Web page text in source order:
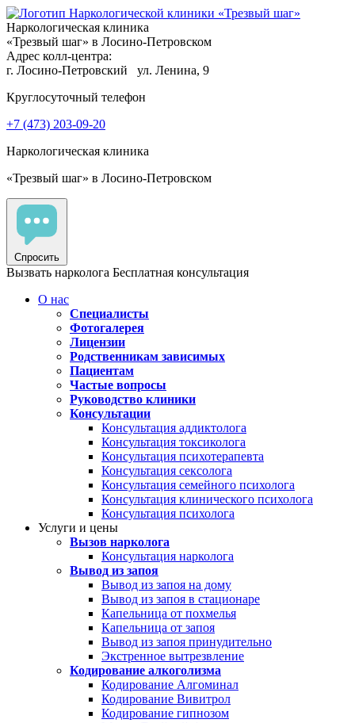
Наркологическая клиника
«Трезвый шаг» в Лосино-Петровском
Адрес колл-центра:
г. Лосино-Петровский
ул. Ленина, 9
Круглосуточный телефон
+7 (473) 203-09-20
Наркологическая клиника
«Трезвый шаг» в Лосино-Петровском
Спросить
Вызвать нарколога Бесплатная консультация
О нас
Специалисты
Фотогалерея
Лицензии
Родственникам зависимых
Пациентам
Частые вопросы
Руководство клиники
Консультации
Консультация аддиктолога
Консультация токсиколога
Консультация психотерапевта
Консультация сексолога
Консультация семейного психолога
Консультация клинического психолога
Консультация психолога
Услуги и цены
Вызов нарколога
Консультация нарколога
Вывод из запоя
Вывод из запоя на дому
Вывод из запоя в стационаре
Капельница от похмелья
Капельница от запоя
Вывод из запоя принудительно
Экстренное вытрезвление
Кодирование алкоголизма
Кодирование Алгоминал
Кодирование Вивитрол
Кодирование гипнозом